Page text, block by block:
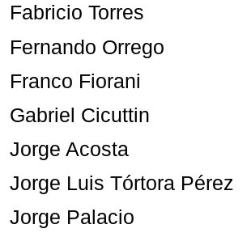
Fabricio Torres
Fernando Orrego
Franco Fiorani
Gabriel Cicuttin
Jorge Acosta
Jorge Luis Tórtora Pérez
Jorge Palacio